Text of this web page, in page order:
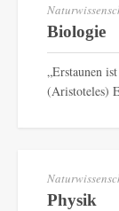
Biologie
„Erstaunen
(Aristoteles)
Physik